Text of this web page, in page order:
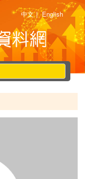
中文 | English